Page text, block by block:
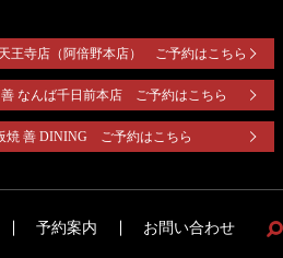
予約案内 お問い合わせ
王寺店（阿倍野本店） ご予約はこちら
なんば千日前本店 ご予約はこちら
焼 善 DINING ご予約はこちら